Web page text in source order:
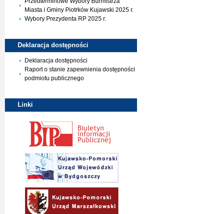
Miasta i Gminy Piotrków Kujawski 2025 r.
Wybory Prezydenta RP 2025 r.
Deklaracja dostępności
Deklaracja dostępności
Raport o stanie zapewnienia dostępności
podmiotu publicznego
Linki